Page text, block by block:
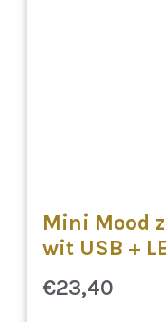
Mini Mood
wit USB +
€23,40